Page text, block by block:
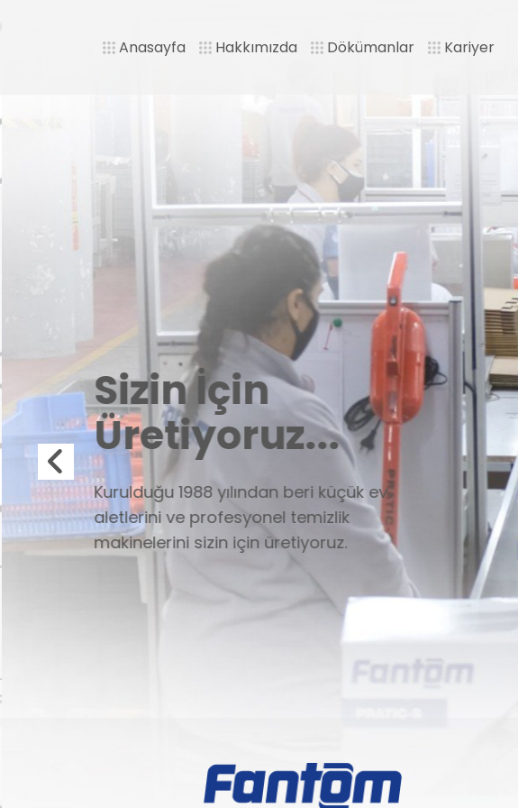
Anasayfa Hakkımızda Dökümanlar Kariyer
Sizin İçin
Üretiyoruz...
Kurulduğu 1988 yılından beri küçük ev
aletlerini ve profesyonel temizlik
makinelerini sizin için üretiyoruz.